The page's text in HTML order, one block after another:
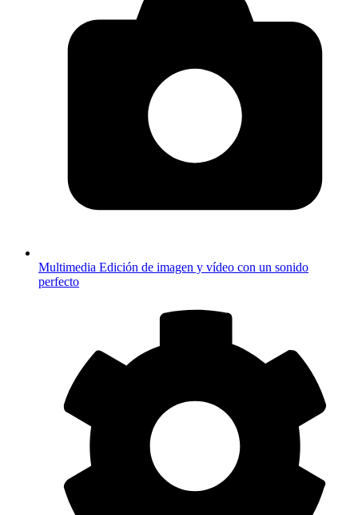
Multimedia Edición de imagen y vídeo con un sonido
perfecto